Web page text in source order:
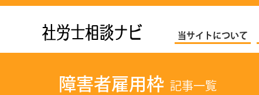
社労士ナビ
当サイトについて
障害者雇用枠 記事一覧